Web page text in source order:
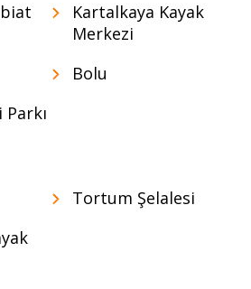
Kartalkaya Kayak
Merkezi
Bolu
Tortum Şelalesi